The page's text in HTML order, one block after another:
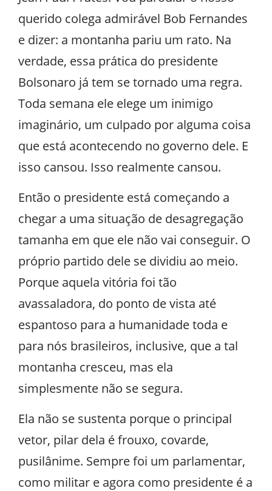
querido colega admirável Bob Fernandes
e dizer: a montanha pariu um rato. Na
verdade, essa prática do presidente
Bolsonaro já tem se tornado uma regra.
Toda semana ele elege um inimigo
imaginário, um culpado por alguma coisa
que está acontecendo no governo dele. E
isso cansou. Isso realmente cansou.
Então o presidente está começando a
chegar a uma situação de desagregação
tamanha em que ele não vai conseguir. O
próprio partido dele se dividiu ao meio.
Porque aquela vitória foi tão
avassaladora, do ponto de vista até
espantoso para a humanidade toda e
para nós brasileiros, inclusive, que a tal
montanha cresceu, mas ela
simplesmente não se segura.
Ela não se sustenta porque o principal
vetor, pilar dela é frouxo, covarde,
pusilânime. Sempre foi um parlamentar,
como militar e agora como presidente é a